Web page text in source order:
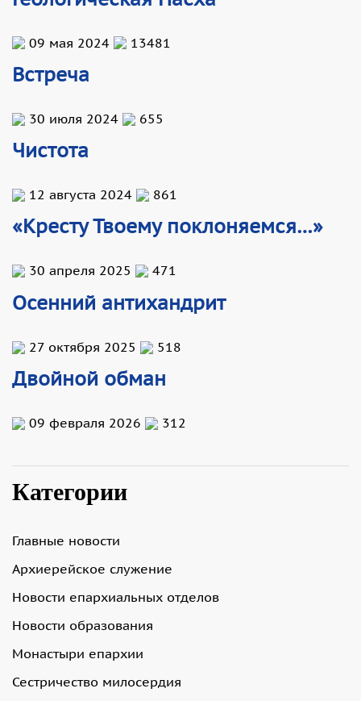
09 мая 2024 13481
Встреча
30 июля 2024 655
Чистота
12 августа 2024 861
«Кресту Твоему поклоняемся…»
30 апреля 2025 471
Осенний антихандрит
27 октября 2025 518
Двойной обман
09 февраля 2026 312
Категории
Главные новости
Архиерейское служение
Новости епархиальных отделов
Новости образования
Монастыри епархии
Сестричество милосердия